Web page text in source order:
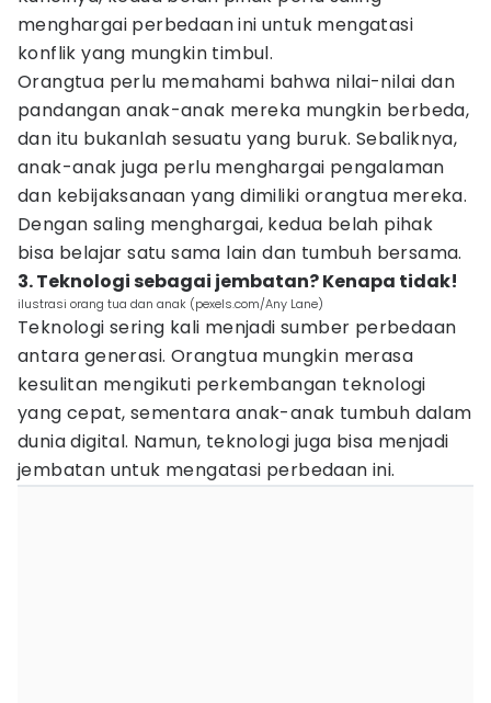
menghargai perbedaan ini untuk mengatasi
konflik yang mungkin timbul.
Orangtua perlu memahami bahwa nilai-nilai dan
pandangan anak-anak mereka mungkin berbeda,
dan itu bukanlah sesuatu yang buruk. Sebaliknya,
anak-anak juga perlu menghargai pengalaman
dan kebijaksanaan yang dimiliki orangtua mereka.
Dengan saling menghargai, kedua belah pihak
bisa belajar satu sama lain dan tumbuh bersama.
3. Teknologi sebagai jembatan? Kenapa tidak!
ilustrasi orang tua dan anak (pexels.com/Any Lane)
Teknologi sering kali menjadi sumber perbedaan
antara generasi. Orangtua mungkin merasa
kesulitan mengikuti perkembangan teknologi
yang cepat, sementara anak-anak tumbuh dalam
dunia digital. Namun, teknologi juga bisa menjadi
jembatan untuk mengatasi perbedaan ini.